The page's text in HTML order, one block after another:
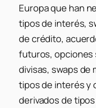
Europa que han
tipos de interés,
de crédito,
futuros, opciones
divisas, swaps
tipos de interés y
derivados de